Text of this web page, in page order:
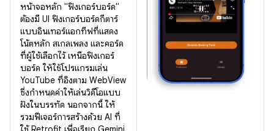
หน้าจอหลัก "ฟิงเกอร์บอร์ด"
ต้องมี UI ฟิงเกอร์บอร์ดกีตาร์
แบบอินเทอร์แอกทีฟที่แสดง
โน้ตหลัก สเกลเพลง และคอร์ด
ที่ผู้ใช้เลือกไว้ เหนือฟิงเกอร์
บอร์ด ให้ใช้โปรแกรมเล่น
YouTube ที่อิงตาม WebView
ซึ่งกำหนดค่าให้เล่นวิดีโอแบบ
ฝังในบรรทัด นอกจากนี้ ให้
รวมฟีเจอร์การสร้างด้วย AI ที่